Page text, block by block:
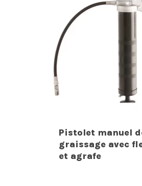
Pistolet manuel
graissage avec
et agrafe